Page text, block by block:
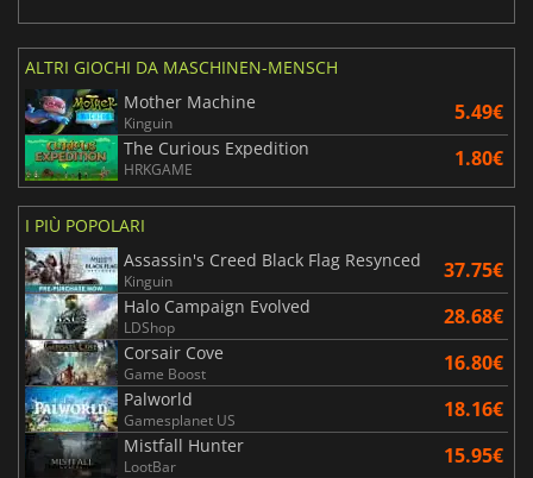
ALTRI GIOCHI DA MASCHINEN-MENSCH
Mother Machine
Kinguin 5.49€
The Curious Expedition
HRKGAME 1.80€
I PIÙ POPOLARI
Assassin's Creed Black Flag Resynced
Kinguin 37.75€
Halo Campaign Evolved
LDShop 28.68€
Corsair Cove
Game Boost 16.80€
Palworld
Gamesplanet US 18.16€
Mistfall Hunter
LootBar 15.95€